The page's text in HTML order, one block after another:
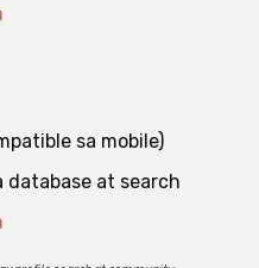
sa mobile)
database at search